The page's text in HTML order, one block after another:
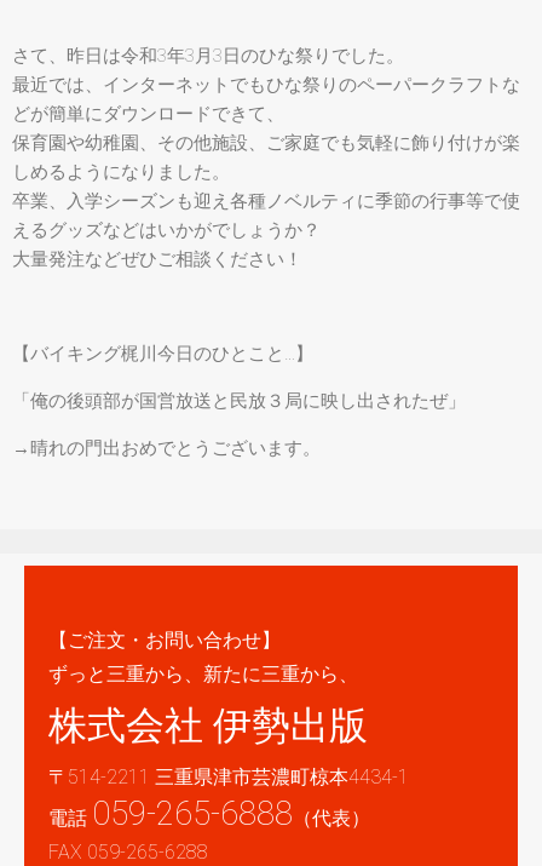
さて、昨日は令和3年3月3日のひな祭りでした。
最近では、インターネットでもひな祭りのペーパークラフトな
どが簡単にダウンロードできて、
保育園や幼稚園、その他施設、ご家庭でも気軽に飾り付けが楽
しめるようになりました。
卒業、入学シーズンも迎え各種ノベルティに季節の行事等で使
えるグッズなどはいかがでしょうか？
大量発注などぜひご相談ください！
【バイキング梶川今日のひとこと…】
「俺の後頭部が国営放送と民放３局に映し出されたぜ」
→晴れの門出おめでとうございます。
【ご注文・お問い合わせ】
ずっと三重から、新たに三重から、
株式会社 伊勢出版
〒514-2211 三重県津市芸濃町椋本4434-1
電話 059-265-6888 （代表）
FAX 059-265-6288